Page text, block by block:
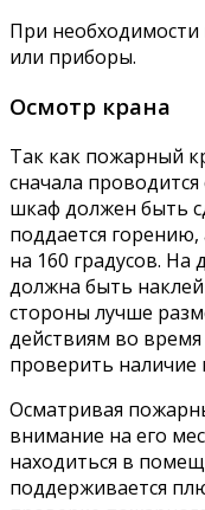
При необходимости
или приборы.
Осмотр крана
Так как пожарный
сначала
шкаф должен быть
поддается горению,
на 160 градусов.
должна быть
стороны лучше
действиям во
проверить наличие
Осматривая
внимание на его
находиться в
поддерживается